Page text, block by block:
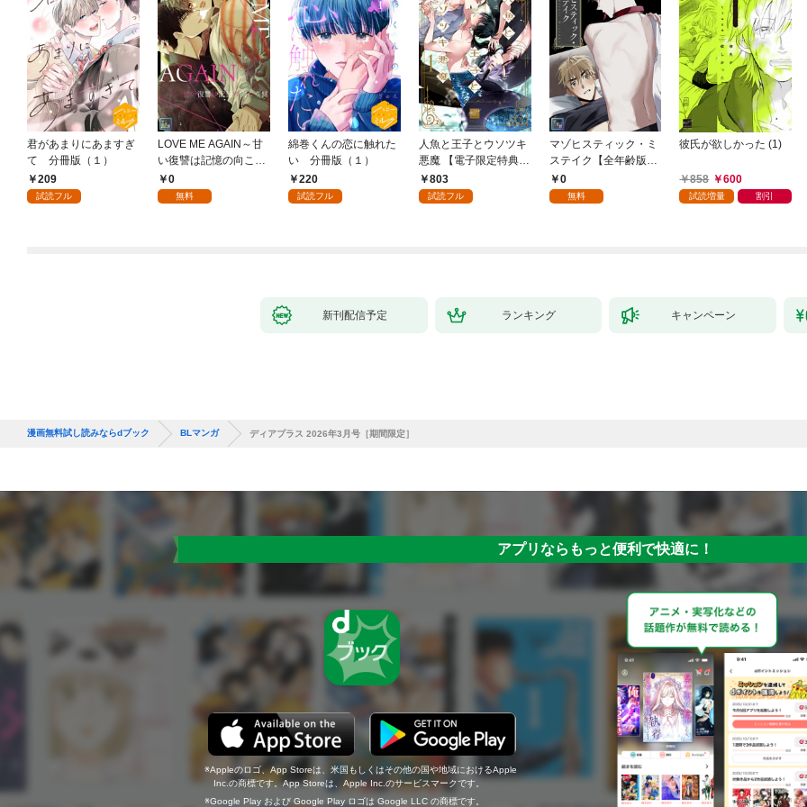
君があまりにあますぎ
て 分冊版（１）
209
試読フル
LOVE ME AGAIN～甘
い復讐は記憶の向こう
側～【全年齢版】(1)
0
無料
綿巻くんの恋に触れた
い 分冊版（１）
220
試読フル
人魚と王子とウソツキ
悪魔 【電子限定特典付
き】(1)
803
試読フル
マゾヒスティック・ミ
ステイク【全年齢版】
(1)0
無料
彼氏が欲しかった (1)
858 600
試読増量 割引
新刊配信予定 ランキング キャンペーン
漫画無料試し読みならdブック BLマンガ ディアプラス 2026年3月号［期間限定］
アプリならもっと便利で快適に！
Appleのロゴ、App Storeは、米国もしくはその他の国や地域におけるApple
Inc.の商標です。App Storeは、Apple Inc.のサービスマークです。
Google Play および Google Play ロゴは Google LLC の商標です。